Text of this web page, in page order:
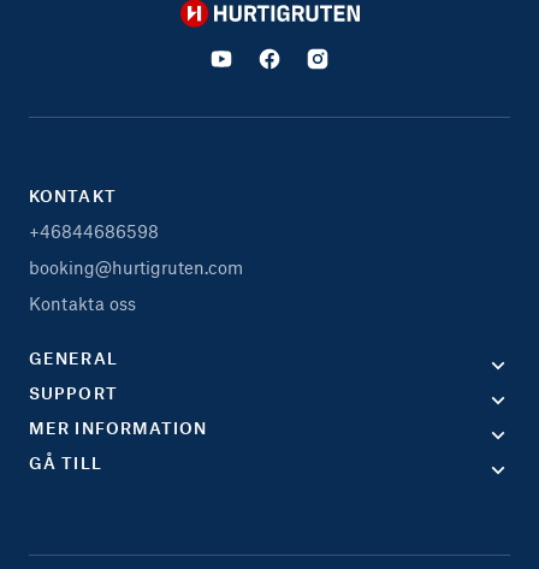
Hurtigruten
KONTAKT
+46844686598
booking@hurtigruten.com
Kontakta oss
GENERAL
SUPPORT
MER INFORMATION
GÅ TILL